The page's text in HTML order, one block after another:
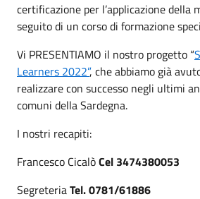
certificazione per l’applicazione della
seguito di un corso di formazione
Vi PRESENTIAMO il nostro progetto “
Learners 2022”, che abbiamo già
realizzare con successo negli ultimi
comuni della Sardegna.
I nostri recapiti:
Francesco CicalòCel 3474380053
SegreteriaTel. 0781/61886